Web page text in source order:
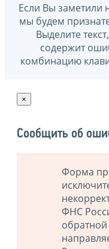
Если Вы заметили
мы будем
Выделите
содержит
комбинацию
×
Сообщить об
Форма
ФНС